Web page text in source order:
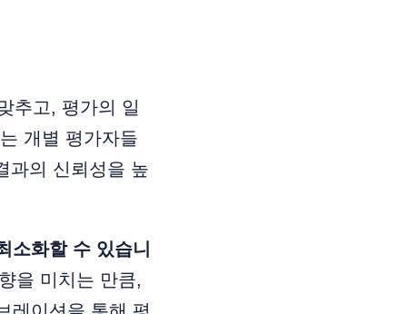
추고, 평가의 일
개별 평가자들
과의 신뢰성을 높
소화할 수 있습니
을 미치는 만큼,